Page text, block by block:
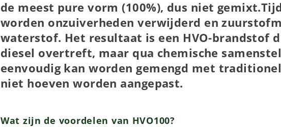
de meest pure vorm (100%), dus niet
worden onzuiverheden verwijderd en
waterstof. Het resultaat is een HVO-brandstof
diesel overtreft, maar qua chemische
eenvoudig kan worden gemengd met
niet hoeven worden aangepast.
Wat zijn de voordelen van HVO100?